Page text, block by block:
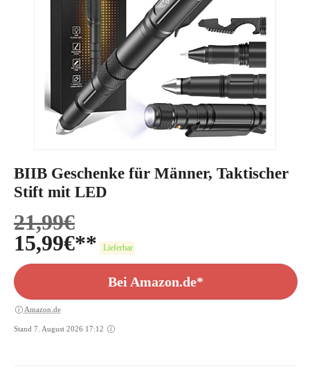
BIIB Geschenke für Männer, Taktischer
Stift mit LED
21,99€
15,99€ Lieferbar
Bei Amazon.de*
Amazon.de
Stand 7. August 2026 17:12